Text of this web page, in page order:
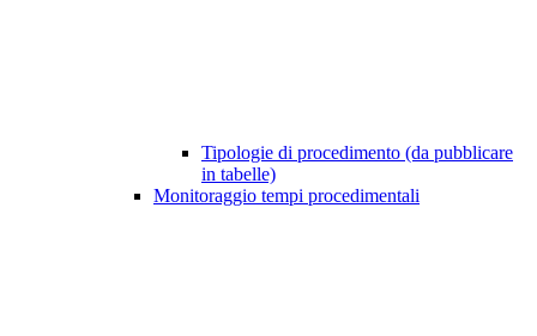
Tipologie di procedimento (da pubblicare
in tabelle)
Monitoraggio tempi procedimentali